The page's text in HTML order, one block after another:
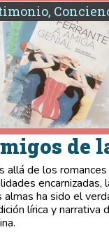
de
allá de los
encarnizadas,
almas ha sido el
lírica y narrativa